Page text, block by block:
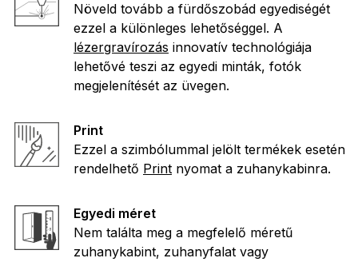
Növeld tovább a fürdőszobád egyediségét
ezzel a különleges lehetőséggel. A
lézergravírozás innovatív technológiája
lehetővé teszi az egyedi minták, fotók
megjelenítését az üvegen.
Print
Ezzel a szimbólummal jelölt termékek esetén
rendelhető Print nyomat a zuhanykabinra.
Egyedi méret
Nem találta meg a megfelelő méretű
zuhanykabint, zuhanyfalat vagy